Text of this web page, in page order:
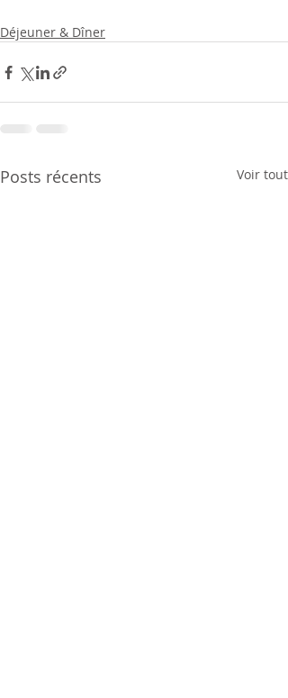
Déjeuner & Dîner
Posts récents Voir tout